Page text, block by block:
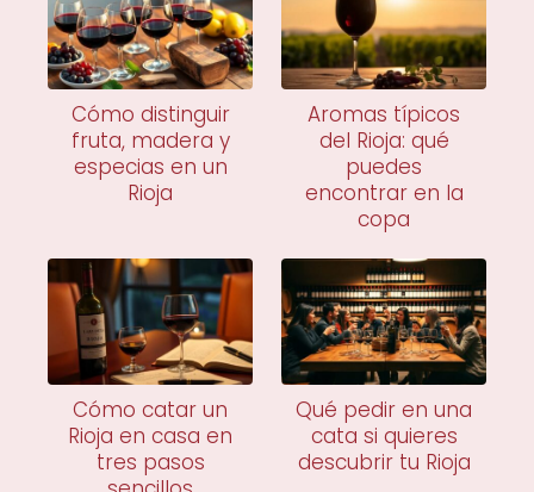
Cómo distinguir
fruta, madera y
especias en un
Rioja
Aromas típicos
del Rioja: qué
puedes
encontrar en la
copa
Cómo catar un
Rioja en casa en
tres pasos
Qué pedir en una
cata si quieres
descubrir tu Rioja